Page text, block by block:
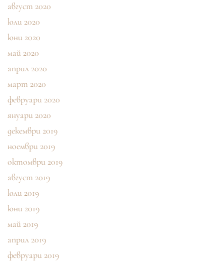
август 2020
юли 2020
юни 2020
май 2020
април 2020
март 2020
февруари 2020
януари 2020
декември 2019
ноември 2019
октомври 2019
август 2019
юли 2019
юни 2019
май 2019
април 2019
февруари 2019